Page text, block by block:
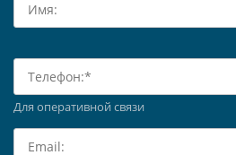
Для оперативной связи